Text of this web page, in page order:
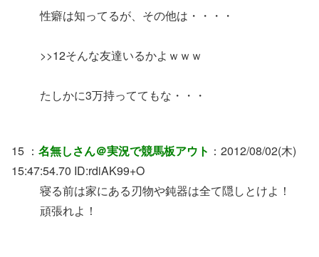
性癖は知ってるが、その他は・・・・
>>12そんな友達いるかよｗｗｗ
たしかに3万持っててもな・・・
15 ： 名無しさん＠実況で競馬板アウト ：2012/08/02(木)
15:47:54.70 ID:rdiAK99+O
寝る前は家にある刃物や鈍器は全て隠しとけよ！
頑張れよ！